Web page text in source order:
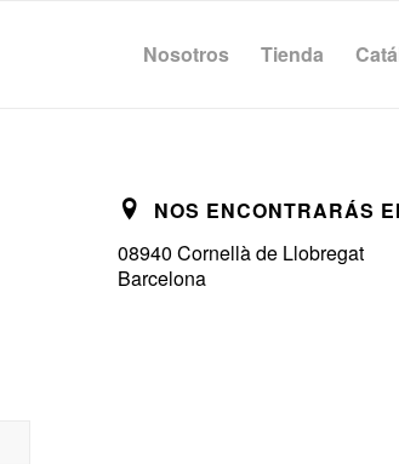
Nosotros Tienda
NOS ENCONTRARÁS
08940 Cornellà de Llobregat
Barcelona